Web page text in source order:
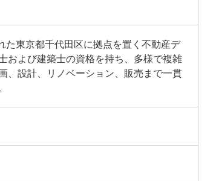
た東京都千代田区に拠点を置く不動産デ
および建築士の資格を持ち、多様で複雑
、設計、リノベーション、販売まで一貫